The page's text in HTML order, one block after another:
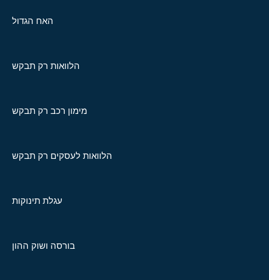
האח הגדול
הלוואות רק תבקש
מימון רכב רק תבקש
הלוואות לעסקים רק תבקש
עגלת תינוקות
בורסה ושוק ההון